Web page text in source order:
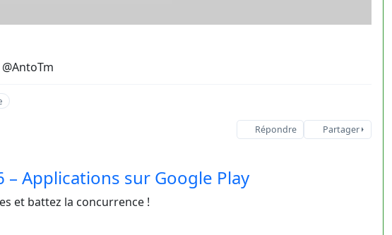
Répondre Partager
– Applications sur Google Play
et battez la concurrence !